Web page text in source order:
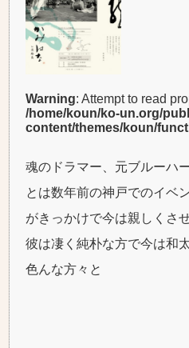
Warning: Attempt to read
/home/koun/ko-un.org/
content/themes/koun/
魂のドラマー、元ブルーハ
とは数年前の神戸でのイベ
がきっかけで今は親しくさ
彼は凄く純朴な方で今は和
色んな方々と